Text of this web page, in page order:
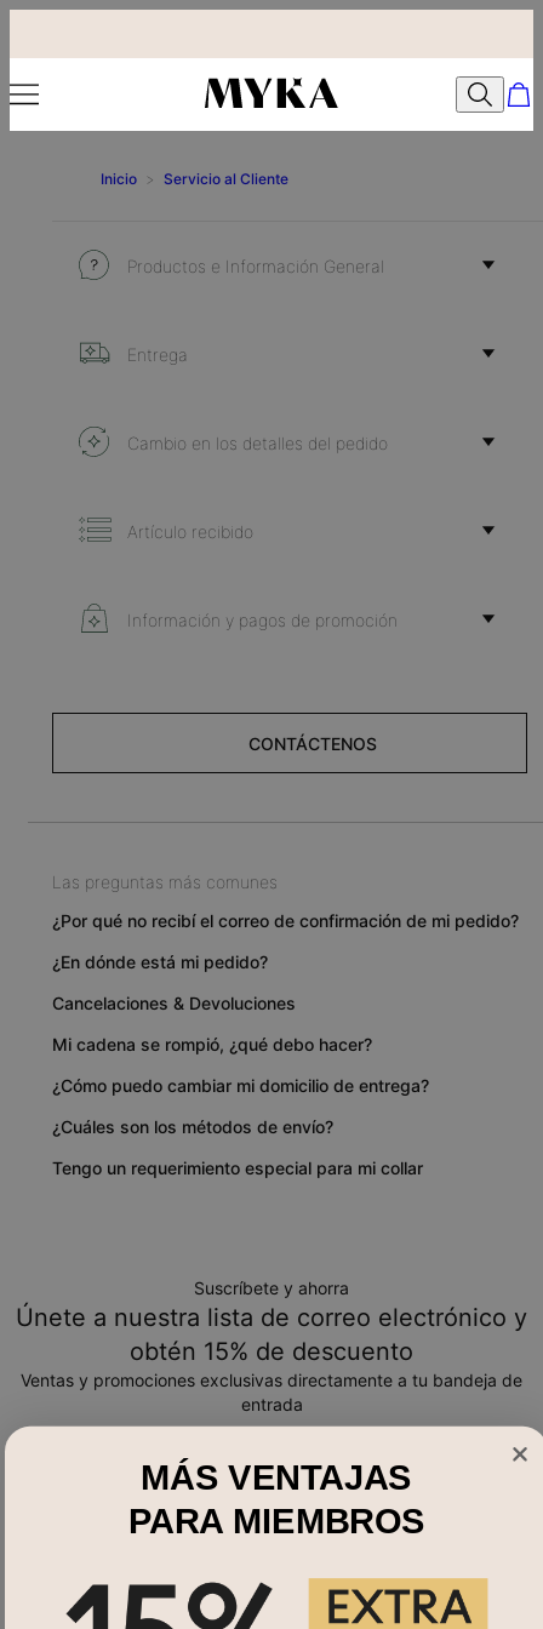
Inicio > Servicio al Cliente
Productos e Información General
Entrega
Cambio en los detalles del pedido
Artículo recibido
Información y pagos de promoción
CONTÁCTENOS
Las preguntas más comunes
¿Por qué no recibí el correo de confirmación de mi pedido?
¿En dónde está mi pedido?
Cancelaciones & Devoluciones
Mi cadena se rompió, ¿qué debo hacer?
¿Cómo puedo cambiar mi domicilio de entrega?
¿Cuáles son los métodos de envío?
Tengo un requerimiento especial para mi collar
Suscríbete y ahorra
Únete a nuestra lista de correo electrónico y
obtén 15% de descuento
Ventas y promociones exclusivas directamente a tu bandeja de
entrada
Correo electrónico*
Compra por
MÁS VENTAJAS
PARA MIEMBROS